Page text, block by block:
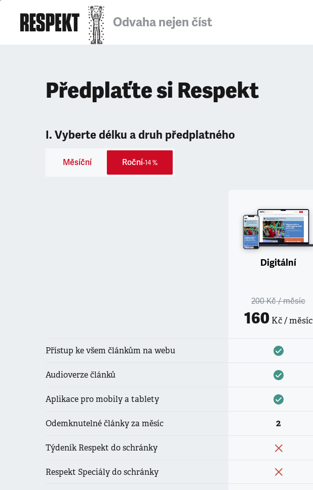
Odvaha nejen číst
Předplaťte si Respekt
I. Vyberte délku a druh předplatného
Měsíční Roční-14 %
Přístup ke všem článkům na webu
Audioverze článků
Aplikace pro mobily a tablety
Odemknutelné články za měsíc
Týdeník Respekt do schránky
Respekt Speciály do schránky
Digitální
200 Kč/ měsíc
160 Kč / měsíc
2